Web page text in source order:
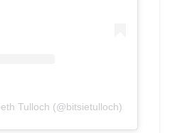
Tulloch (@bitsietulloch)